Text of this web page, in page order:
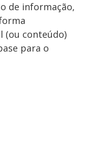
de informação,
(ou conteúdo)
para o